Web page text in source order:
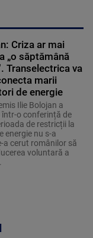
Criza ar mai
„o săptămână
Transelectrica va
marii
de energie
Ilie Bolojan a
într-o conferință de
de restricții la
energie nu s-a
a cerut românilor să
voluntară a